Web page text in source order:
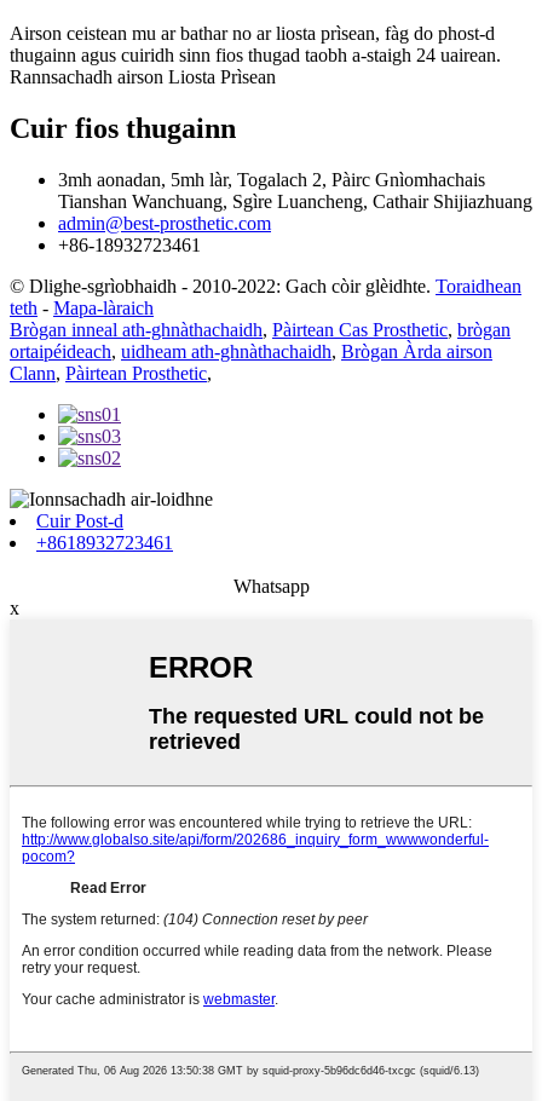
Airson ceistean mu ar bathar no ar liosta prìsean, fàg do phost-d
thugainn agus cuiridh sinn fios thugad taobh a-staigh 24 uairean.
Rannsachadh airson Liosta Prìsean
Cuir fios thugainn
3mh aonadan, 5mh làr, Togalach 2, Pàirc Gnìomhachais
Tianshan Wanchuang, Sgìre Luancheng, Cathair Shijiazhuang
admin@best-prosthetic.com
+86-18932723461
© Dlighe-sgrìobhaidh - 2010-2022: Gach còir glèidhte. Toraidhean
teth - Mapa-làraich
Brògan inneal ath-ghnàthachaidh, Pàirtean Cas Prosthetic, brògan
ortaipéideach, uidheam ath-ghnàthachaidh, Brògan Àrda airson
Clann, Pàirtean Prosthetic,
Cuir Post-d
+8618932723461
Whatsapp
x